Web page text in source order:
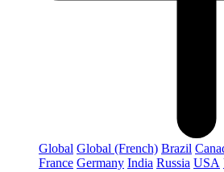
Global Global (French) Brazil
France Germany India Russia USA